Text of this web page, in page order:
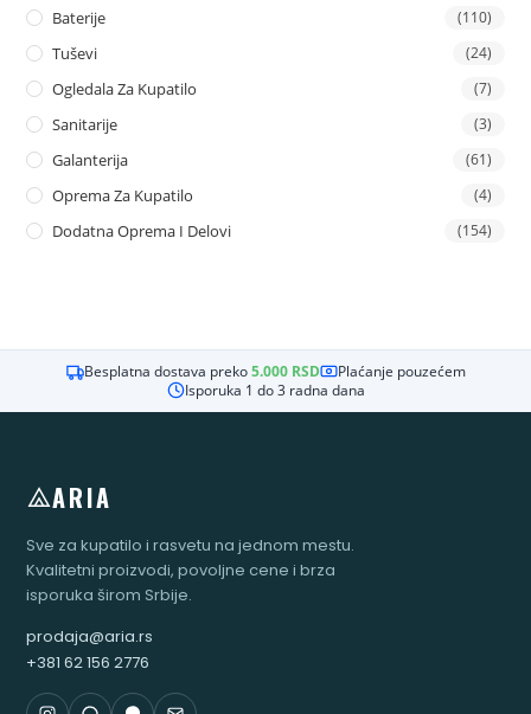
Baterije (110)
Tuševi (24)
Ogledala Za Kupatilo (7)
Sanitarije (3)
Galanterija (61)
Oprema Za Kupatilo (4)
Dodatna Oprema I Delovi (154)
Besplatna dostava preko5.000 RSD
Plaćanje pouzećem
Isporuka 1 do 3 radna dana
ARIA
Sve za kupatilo i rasvetu na jednom mestu.
Kvalitetni proizvodi, povoljne cene i brza
isporuka širom Srbije.
prodaja@aria.rs
+381 62 156 2776